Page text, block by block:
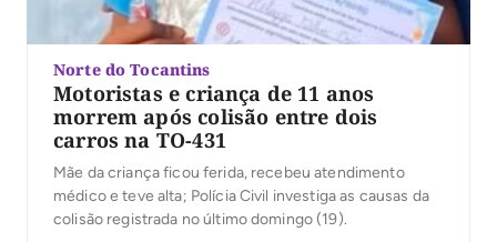
Norte do Tocantins
Motoristas e criança de 11 anos
morrem após colisão entre dois
carros na TO-431
Mãe da criança ficou ferida, recebeu atendimento
médico e teve alta; Polícia Civil investiga as causas da
colisão registrada no último domingo (19).